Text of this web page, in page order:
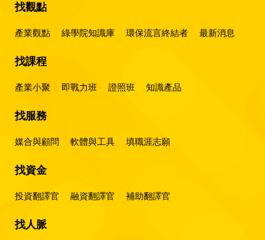
找觀點
產業觀點 綠學院知識庫 環保流言終結者 最新消息
找課程
產業小聚 即戰力班 證照班 知識產品
找服務
媒合與顧問 軟體與工具 填職涯志願
找資金
投資翻譯官 融資翻譯官 補助翻譯官
找人脈